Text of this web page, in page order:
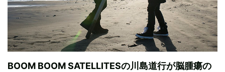
BOOM BOOM SATELLITESの川島道行が脳腫瘍の